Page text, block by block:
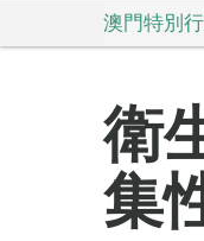
澳門特別
衛
集